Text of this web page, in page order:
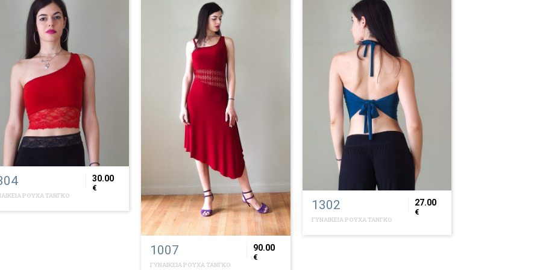
ΡΟΥΧΑ ΤΑΝΓΚΟ
30.00
€
1007
ΓΥΝΑΙΚΕΙΑ ΡΟΥΧΑ ΤΑΝΓΚΟ
90.00
€
1302
ΓΥΝΑΙΚΕΙΑ ΡΟΥΧΑ ΤΑΝΓΚΟ
27.00
€